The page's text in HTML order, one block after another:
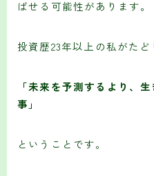
ばせる可能性があります。
投資歴23年以上の私がたど
「未来を予測するより、
事」
ということです。